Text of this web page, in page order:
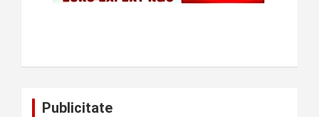
Publicitate